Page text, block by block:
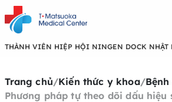
THÀNH VIÊN HIỆP HỘI NINGEN DOCK NHẬT
Trang chủ/Kiến thức y khoa/
Phương pháp tự theo dõi dấu